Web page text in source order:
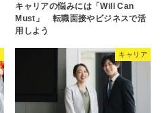
キャリアの悩みには「Will Can
Must」 転職面接やビジネスで活
用しよう
キャリア